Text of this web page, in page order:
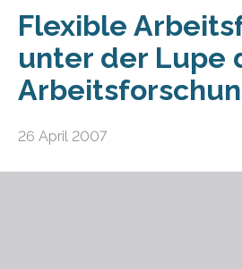
Flexible
unter der Lupe
26 April 2007